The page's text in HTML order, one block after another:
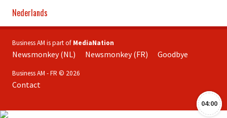
04:00
Nederlands
Business AM is part of MediaNation
Newsmonkey (NL) Newsmonkey (FR) Goodbye
Business AM - FR © 2026
Contact